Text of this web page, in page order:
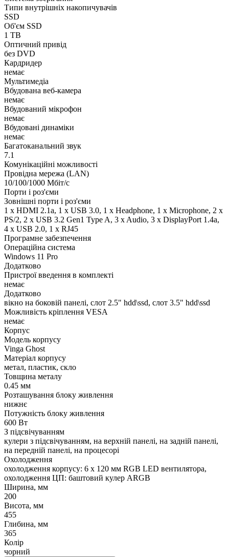
Типи внутрішніх накопичувачів
SSD
Об'єм SSD
1 TB
Оптичний привід
без DVD
Кардридер
немає
Мультимедіа
Вбудована веб-камера
немає
Вбудований мікрофон
немає
Вбудовані динаміки
немає
Багатоканальний звук
7.1
Комунікаційні можливості
Провідна мережа (LAN)
10/100/1000 Мбіт/с
Порти і роз'єми
Зовнішні порти і роз'єми
1 x HDMI 2.1a, 1 x USB 3.0, 1 x Нeadphone, 1 х Microphone, 2 x
PS/2, 2 x USB 3.2 Gen1 Type A, 3 x Audio, 3 x DisplayPort 1.4a,
4 x USB 2.0, 1 x RJ45
Програмне забезпечення
Операційна система
Windows 11 Pro
Додатково
Пристрої введення в комплекті
немає
Додатково
вікно на боковій панелі, слот 2.5" hdd\ssd, слот 3.5" hdd\ssd
Можливість кріплення VESA
немає
Корпус
Модель корпусу
Vinga Ghost
Матеріал корпусу
метал, пластик, скло
Товщина металу
0.45 мм
Розташування блоку живлення
нижнє
Потужність блоку живлення
600 Вт
З підсвічуванням
кулери з підсвічуванням, на верхній панелі, на задній панелі,
на передній панелі, на процесорі
Охолодження
охолодження корпусу: 6 x 120 мм RGB LED вентилятора,
охолодження ЦП: баштовий кулер ARGB
Ширина, мм
200
Висота, мм
455
Глибина, мм
365
Колір
чорний